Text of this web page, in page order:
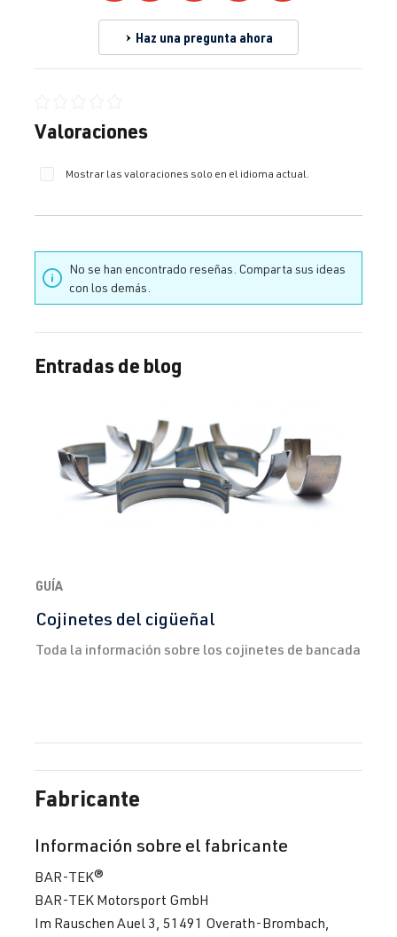
Haz una pregunta ahora
Calificación promedio de 0 de 5 estrellas
Valoraciones
Mostrar las valoraciones solo en el idioma actual.
No se han encontrado reseñas. Comparta sus ideas
con los demás.
Entradas de blog
GUÍA
Cojinetes del cigüeñal
Toda la información sobre los cojinetes de bancada
Fabricante
Información sobre el fabricante
BAR-TEK®
BAR-TEK Motorsport GmbH
Im Rauschen Auel 3, 51491 Overath-Brombach,